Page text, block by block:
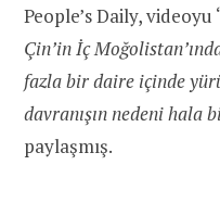
People’s Daily, videoyu
Çin’in İç
fazla bir daire içinde
davranışın nedeni hala
paylaşmış.